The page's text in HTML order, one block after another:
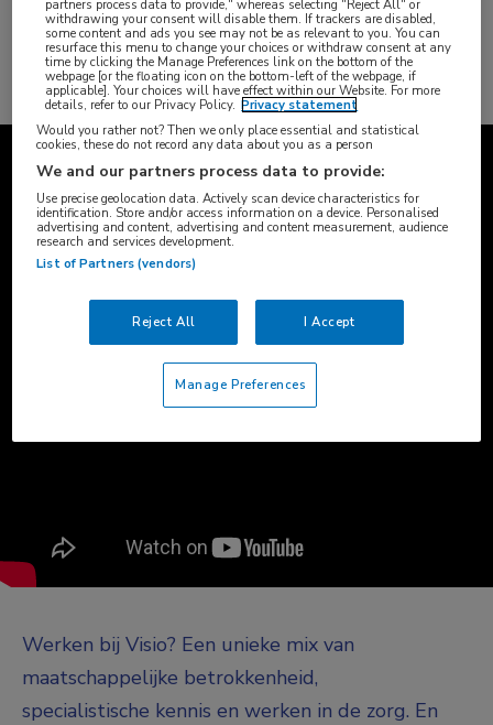
Bekijk alle vacatures
Werken bij Visio? Een unieke mix van
maatschappelijke betrokkenheid,
specialistische kennis en werken in de zorg. En
partners process data to provide," whereas selecting "Reject All" or
withdrawing your consent will disable them. If trackers are disabled,
some content and ads you see may not be as relevant to you. You can
resurface this menu to change your choices or withdraw consent at any
time by clicking the Manage Preferences link on the bottom of the
webpage [or the floating icon on the bottom-left of the webpage, if
applicable]. Your choices will have effect within our Website. For more
details, refer to our Privacy Policy. Privacy statement
Would you rather not? Then we only place essential and statistical
cookies, these do not record any data about you as a person
We and our partners process data to provide:
Use precise geolocation data. Actively scan device characteristics for
identification. Store and/or access information on a device. Personalised
advertising and content, advertising and content measurement, audience
research and services development.
List of Partners (vendors)
Reject All I Accept
Manage Preferences